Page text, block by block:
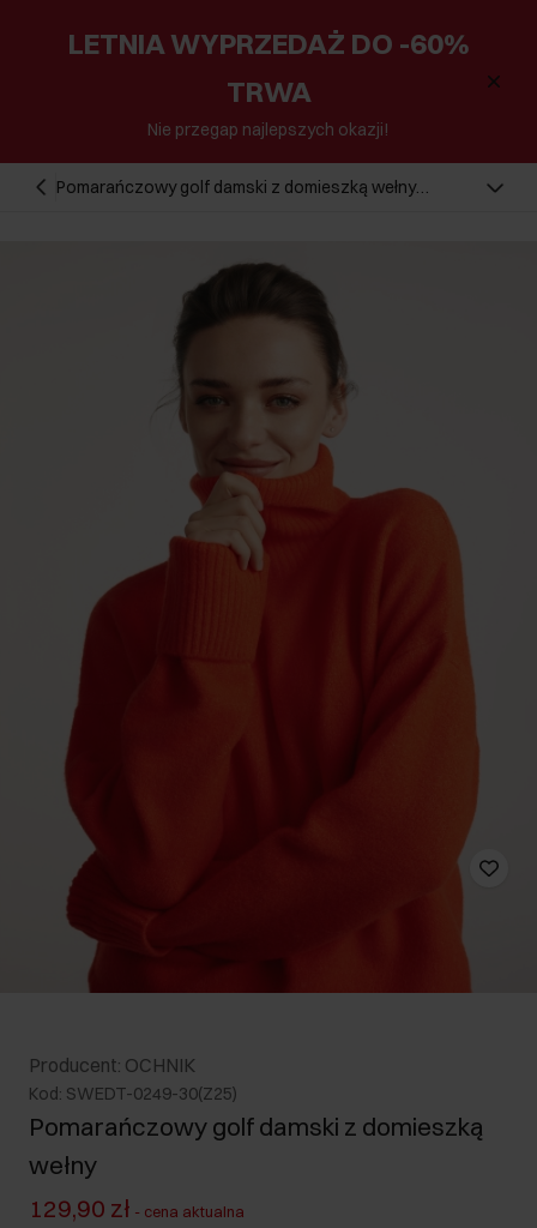
LETNIA WYPRZEDAŻ DO -60%
TRWA
Nie przegap najlepszych okazji!
Pomarańczowy golf damski z domieszką wełny
Producent: OCHNIK
Kod: SWEDT-0249-30(Z25)
Pomarańczowy golf damski z domieszką
wełny
129,90 zł - cena aktualna